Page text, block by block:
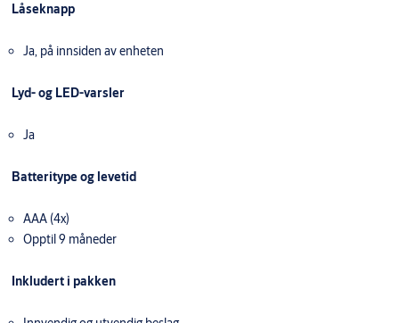
Låseknapp
Ja, på innsiden av enheten
Lyd- og LED-varsler
Ja
Batteritype og levetid
AAA (4x)
Opptil 9 måneder
Inkludert i pakken